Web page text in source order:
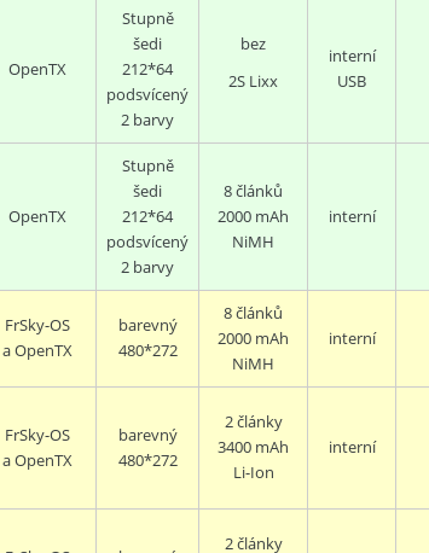
OpenTX
Stupně
šedi
212*64
podsvícený
2 barvy
bez
2S Lixx
interní
USB
OpenTX
Stupně
šedi
212*64
podsvícený
2 barvy
8článků
2000 mAh
NiMH
interní
FrSky-OS
aOpenTX
barevný
480*272
8článků
2000 mAh
NiMH
interní
FrSky-OS
aOpenTX
barevný
480*272
2články
3400 mAh
Li-Ion
interní
2články